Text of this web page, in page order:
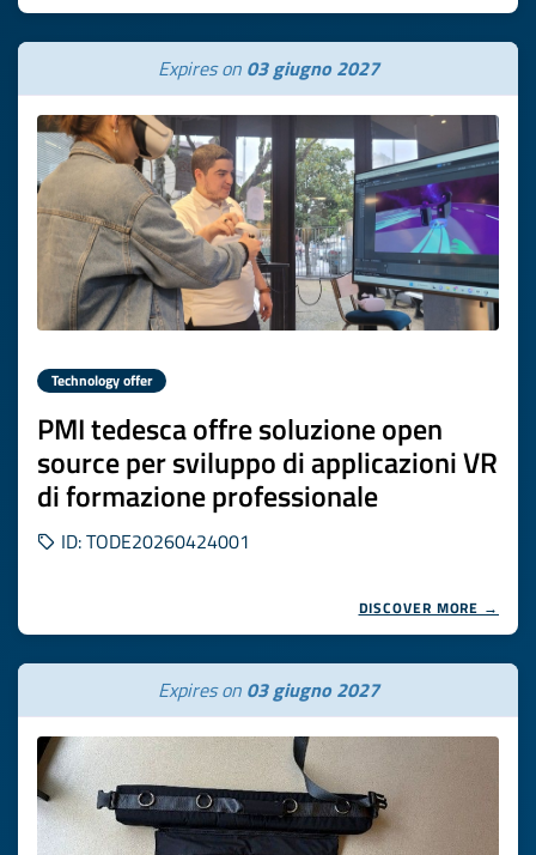
Expires on 03 giugno 2027
Technology offer
PMI tedesca offre soluzione open
source per sviluppo di applicazioni VR
di formazione professionale
ID: TODE20260424001
DISCOVER MORE →
Expires on 03 giugno 2027